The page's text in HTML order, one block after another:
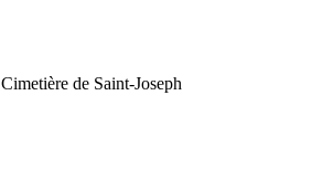
Cimetière de Saint-Joseph